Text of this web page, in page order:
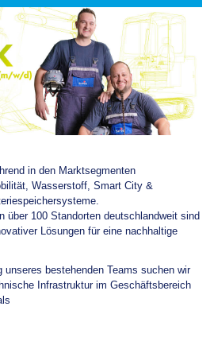
in den Marktsegmenten
Wasserstoff, Smart City &
über 100 Standorten deutschlandweit sind
Lösungen für eine nachhaltige
bestehenden Teams suchen wir
Infrastruktur im Geschäftsbereich